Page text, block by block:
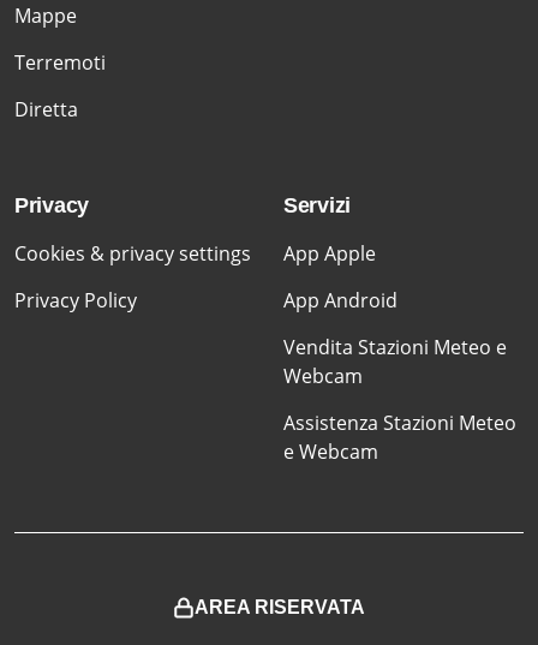
Mappe
Terremoti
Diretta
Privacy
Cookies & privacy settings
Privacy Policy
Servizi
App Apple
App Android
Vendita Stazioni Meteo e
Webcam
Assistenza Stazioni Meteo
e Webcam
AREA RISERVATA